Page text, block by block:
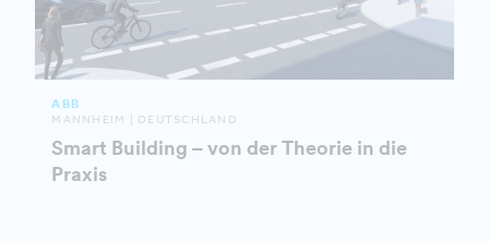
ABB
MANNHEIM | DEUTSCHLAND
Smart Building – von der Theorie in die
Praxis